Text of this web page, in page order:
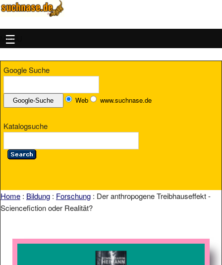
MENU
Google Suche
Web www.suchnase.de
Katalogsuche
Home : Bildung : Forschung : Der anthropogene Treibhauseffekt -
Sciencefiction oder Realität?